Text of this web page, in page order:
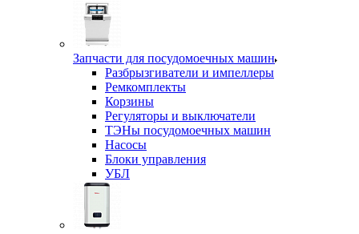
Запчасти для посудомоечных машин
Разбрызгиватели и импеллеры
Ремкомплекты
Корзины
Регуляторы и выключатели
ТЭНы посудомоечных машин
Насосы
Блоки управления
УБЛ